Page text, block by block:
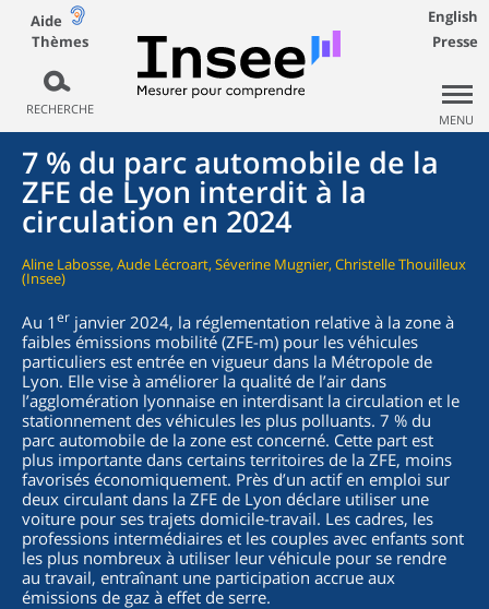
Aide
Thèmes
RECHERCHE
English
Presse
MENU
7 % du parc automobile de la
ZFE de Lyon interdit à la
circulation en 2024
Aline Labosse, Aude Lécroart, Séverine Mugnier, Christelle Thouilleux
(Insee)
Au 1er janvier 2024, la réglementation relative à la zone à
faibles émissions mobilité (ZFE-m) pour les véhicules
particuliers est entrée en vigueur dans la Métropole de
Lyon. Elle vise à améliorer la qualité de l’air dans
l’agglomération lyonnaise en interdisant la circulation et le
stationnement des véhicules les plus polluants. 7 % du
parc automobile de la zone est concerné. Cette part est
plus importante dans certains territoires de la ZFE, moins
favorisés économiquement. Près d’un actif en emploi sur
deux circulant dans la ZFE de Lyon déclare utiliser une
voiture pour ses trajets domicile-travail. Les cadres, les
professions intermédiaires et les couples avec enfants sont
les plus nombreux à utiliser leur véhicule pour se rendre
au travail, entraînant une participation accrue aux
émissions de gaz à effet de serre.